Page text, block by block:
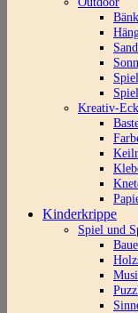
Kreativ-
Kinderkrippe
Spiel und